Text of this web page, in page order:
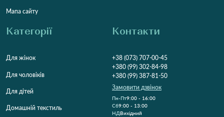
Мапа сайту
Категорії
Для жінок
Для чоловіків
Для дітей
Домашній текстиль
Контакти
+38 (073) 707-00-45
+380 (99) 302-84-98
+380 (99) 387-81-50
Замовити дзвінок
Пн-Пт9:00 - 16:00
Cб9:00 - 13:00
НДВихідний